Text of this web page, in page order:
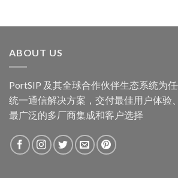
ABOUT US
PortSIP 及其全球合作伙伴生态系统为
统一通信解决方案，交付最佳用户体验
最广泛的多厂商集成和客户选择